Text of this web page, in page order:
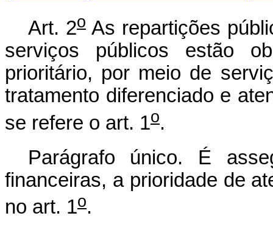
Art. 2oAs repartições
serviços públicos estão
prioritário, por meio de
tratamento diferenciado e
se refere o art. 1o.
Parágrafo único. É
financeiras, a prioridade de
no art. 1o.